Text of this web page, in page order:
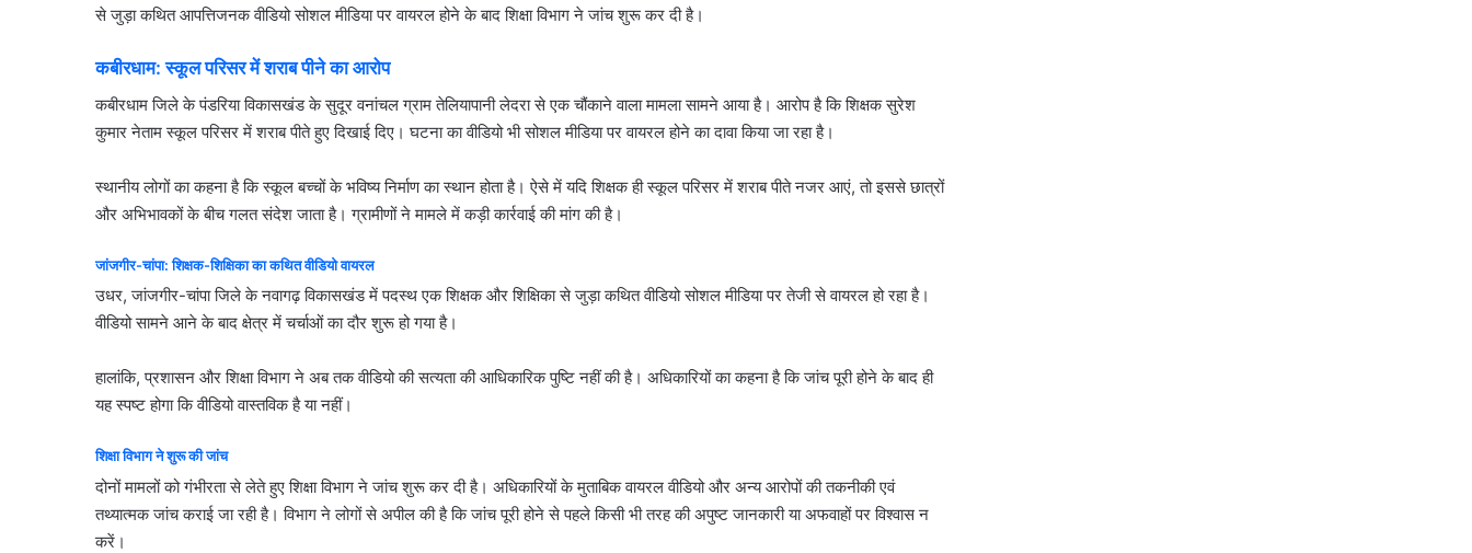
से जुड़ा कथित आपत्तिजनक वीडियो सोशल मीडिया पर वायरल होने के बाद शिक्षा विभाग ने जांच शुरू कर दी है।
कबीरधाम: स्कूल परिसर में शराब पीने का आरोप
कबीरधाम जिले के पंडरिया विकासखंड के सुदूर वनांचल ग्राम तेलियापानी लेदरा से एक चौंकाने वाला मामला सामने आया है। आरोप है कि शिक्षक सुरेश
कुमार नेताम स्कूल परिसर में शराब पीते हुए दिखाई दिए। घटना का वीडियो भी सोशल मीडिया पर वायरल होने का दावा किया जा रहा है।
स्थानीय लोगों का कहना है कि स्कूल बच्चों के भविष्य निर्माण का स्थान होता है। ऐसे में यदि शिक्षक ही स्कूल परिसर में शराब पीते नजर आएं, तो इससे छात्रों
और अभिभावकों के बीच गलत संदेश जाता है। ग्रामीणों ने मामले में कड़ी कार्रवाई की मांग की है।
जांजगीर-चांपा: शिक्षक-शिक्षिका का कथित वीडियो वायरल
उधर, जांजगीर-चांपा जिले के नवागढ़ विकासखंड में पदस्थ एक शिक्षक और शिक्षिका से जुड़ा कथित वीडियो सोशल मीडिया पर तेजी से वायरल हो रहा है।
वीडियो सामने आने के बाद क्षेत्र में चर्चाओं का दौर शुरू हो गया है।
हालांकि, प्रशासन और शिक्षा विभाग ने अब तक वीडियो की सत्यता की आधिकारिक पुष्टि नहीं की है। अधिकारियों का कहना है कि जांच पूरी होने के बाद ही
यह स्पष्ट होगा कि वीडियो वास्तविक है या नहीं।
शिक्षा विभाग ने शुरू की जांच
दोनों मामलों को गंभीरता से लेते हुए शिक्षा विभाग ने जांच शुरू कर दी है। अधिकारियों के मुताबिक वायरल वीडियो और अन्य आरोपों की तकनीकी एवं
तथ्यात्मक जांच कराई जा रही है। विभाग ने लोगों से अपील की है कि जांच पूरी होने से पहले किसी भी तरह की अपुष्ट जानकारी या अफवाहों पर विश्वास न
करें।